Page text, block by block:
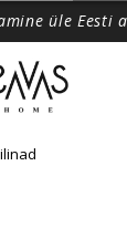
üle Eesti